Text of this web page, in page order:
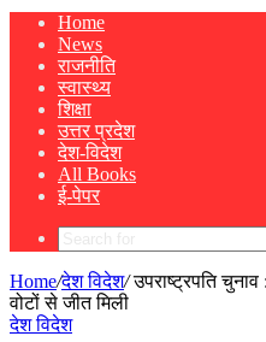
Home
News
राजनीति
स्वास्थ्य
शिक्षा
उत्तर प्रदेश
देश-विदेश
All Books
ई-पेपर
Home/देश विदेश/उपराष्ट्रपति
वोटों से जीत मिली
देश विदेश